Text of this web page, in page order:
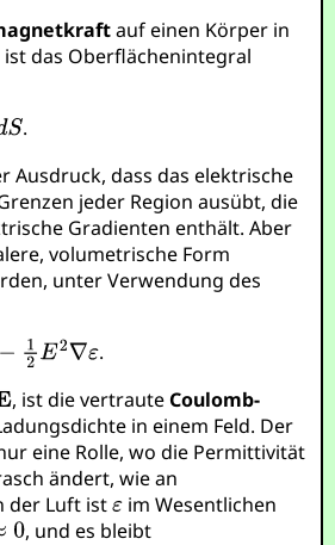
auf einen Körper in
ist das Oberflächenintegral
.
Ausdruck, dass das elektrische
jeder Region ausübt, die
Gradienten enthält. Aber
volumetrische Form
unter Verwendung des
.
, ist die vertrauteCoulomb-
in einem Feld. Der
eine Rolle, wo die Permittivität
ändert, wie an
der Luft ist
im Wesentlichen
, und es bleibt